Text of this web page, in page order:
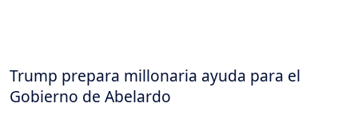
Trump prepara millonaria ayuda para el
Gobierno de Abelardo